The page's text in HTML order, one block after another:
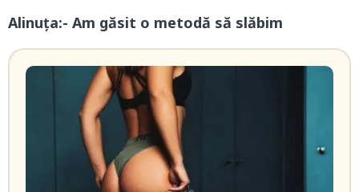
Alinuța:- Am găsit o metodă să slăbim